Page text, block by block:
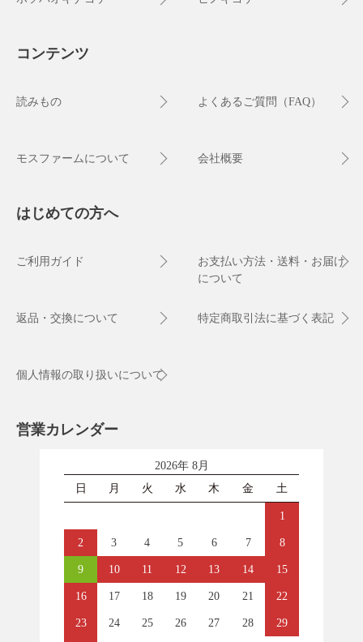
コンテンツ
読みもの よくあるご質問（FAQ）
モスファームについて 会社概要
はじめての方へ
ご利用ガイド
お支払い方法・送料・お届け
について
返品・交換について 特定商取引法に基づく表記
個人情報の取り扱いについて
営業カレンダー
2026年 8月
日
月 火 水 木 金 土
1
2 3 4 5 6 7 8
9 10 11 12 13 14 15
16 17 18 19 20 21 22
23 24 25 26 27 28 29